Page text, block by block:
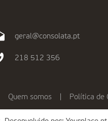
geral@consolata.pt
218 512 356
Quem somos Política de